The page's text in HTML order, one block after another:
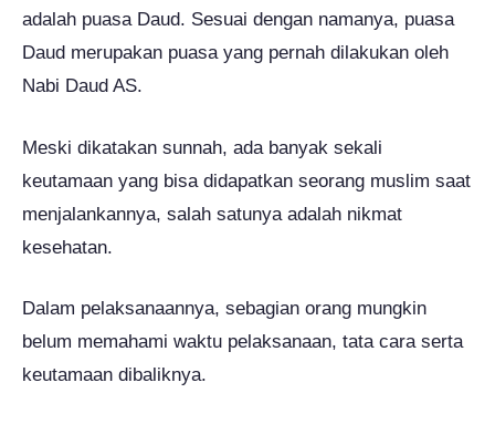
adalah puasa Daud. Sesuai dengan namanya, puasa
Daud merupakan puasa yang pernah dilakukan oleh
Nabi Daud AS.
Meski dikatakan sunnah, ada banyak sekali
keutamaan yang bisa didapatkan seorang muslim saat
menjalankannya, salah satunya adalah nikmat
kesehatan.
Dalam pelaksanaannya, sebagian orang mungkin
belum memahami waktu pelaksanaan, tata cara serta
keutamaan dibaliknya.